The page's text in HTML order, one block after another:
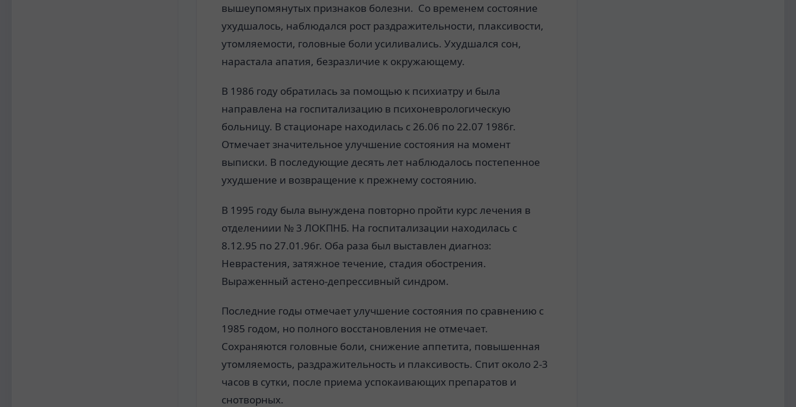
вышеупомянутых признаков болезни. Со временем состояние
ухудшалось, наблюдался рост раздражительности, плаксивости,
утомляемости, головные боли усиливались. Ухудшался сон,
нарастала апатия, безразличие к окружающему.
В 1986 году обратилась за помощью к психиатру и была
направлена на госпитализацию в психоневрологическую
больницу. В стационаре находилась с 26.06 по 22.07 1986г.
Отмечает значительное улучшение состояния на момент
выписки. В последующие десять лет наблюдалось постепенное
ухудшение и возвращение к прежнему состоянию.
В 1995 году была вынуждена повторно пройти курс лечения в
отделениии № 3 ЛОКПНБ. На госпитализации находилась с
8.12.95 по 27.01.96г. Оба раза был выставлен диагноз:
Неврастения, затяжное течение, стадия обострения.
Выраженный астено-депрессивный синдром.
Последние годы отмечает улучшение состояния по сравнению с
1985 годом, но полного восстановления не отмечает.
Сохраняются головные боли, снижение аппетита, повышенная
утомляемость, раздражительность и плаксивость. Спит около 2-3
часов в сутки, после приема успокаивающих препаратов и
снотворных.